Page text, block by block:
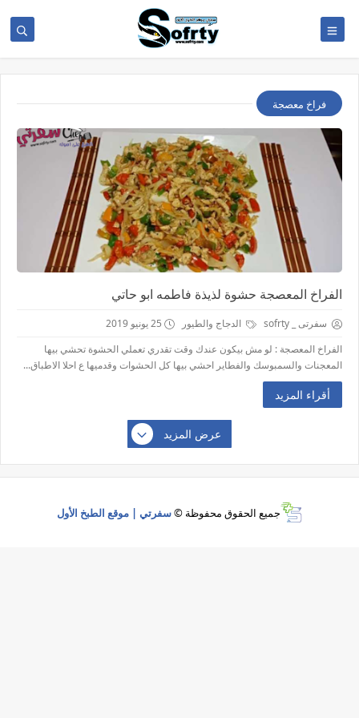
فراخ معصجة
الفراخ المعصجة حشوة لذيذة فاطمه ابو حاتي
سفرتى _ sofrty الدجاج والطيور
25 يونيو 2019
الفراخ المعصجة : لو مش بيكون عندك وقت تقدري تعملي الحشوة تحشي بيها
المعجنات والسمبوسك والفطاير احشي بيها كل الحشوات وقدميها ع احلا الاطباق...
أقراء المزيد
عرض المزيد
جميع الحقوق محفوظة ©سفرتي | موقع الطبخ الأول